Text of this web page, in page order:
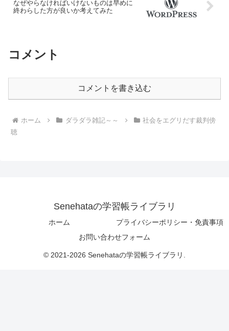
なぜやらなければいけないものは早めに
終わらした方が良いか考えてみた
コメント
コメントを書き込む
ホーム ダラダラ雑記～～
社会をエグリだす裁判傍
聴
Senehataの学習帳ライブラリ
ホーム
プライバシーポリシー・免責事項
お問い合わせフォーム
© 2021-2026 Senehataの学習帳ライブラリ.